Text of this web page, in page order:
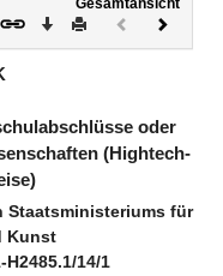
Download
DruckenVorheriges
oder
(Hightech-
Staatsministeriums für
Kunst
14/1